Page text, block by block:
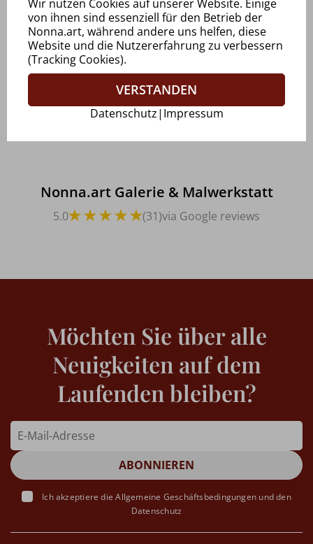
28.09.2025 via Google reviews
Marcéle Peters
20.05.2025 via Google reviews
Nonna.art Galerie & Malwerkstatt
5.0 (31)via Google reviews
Wir nutzen Cookies auf unserer Website. Einige
von ihnen sind essenziell für den Betrieb der
Nonna.art, während andere uns helfen, diese
Website und die Nutzererfahrung zu verbessern
(Tracking Cookies).
VERSTANDEN
Datenschutz| Impressum
Möchten Sie über alle
Neuigkeiten auf dem
Laufenden bleiben?
Ich akzeptiere dieAllgemeine Geschäftsbedingungen und den
Datenschutz